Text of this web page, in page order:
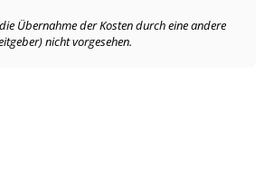
Übernahme der Kosten durch eine andere
nicht vorgesehen.